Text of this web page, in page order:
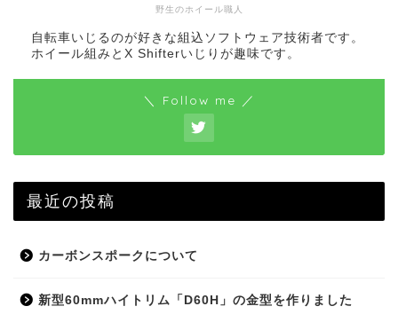
野生のホイール職人
自転車いじるのが好きな組込ソフトウェア技術者です。
ホイール組みとX Shifterいじりが趣味です。
＼ Follow me ／
最近の投稿
カーボンスポークについて
新型60mmハイトリム「D60H」の金型を作りました